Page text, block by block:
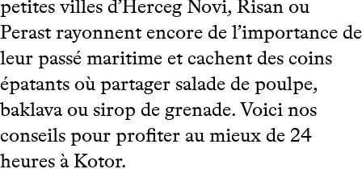
petites villes d’Herceg Novi, Risan ou
Perast rayonnent encore de l’importance de
leur passé maritime et cachent des coins
épatants où partager salade de poulpe,
baklava ou sirop de grenade. Voici nos
conseils pour profiter au mieux de 24
heures à Kotor.